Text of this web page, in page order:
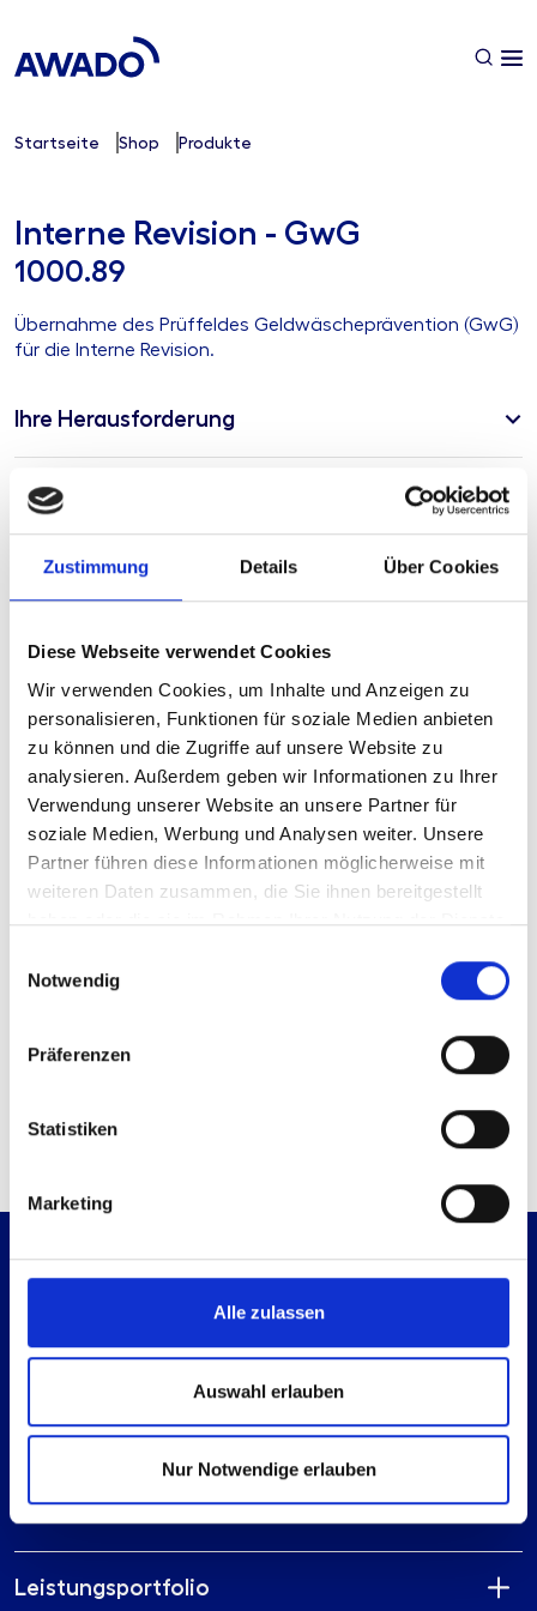
Zustimmung Details Über Cookies
Diese Webseite verwendet Cookies
Wir verwenden Cookies, um Inhalte und Anzeigen zu
personalisieren, Funktionen für soziale Medien anbieten
zu können und die Zugriffe auf unsere Website zu
analysieren. Außerdem geben wir Informationen zu Ihrer
Verwendung unserer Website an unsere Partner für
soziale Medien, Werbung und Analysen weiter. Unsere
Partner führen diese Informationen möglicherweise mit
weiteren Daten zusammen, die Sie ihnen bereitgestellt
haben oder die sie im Rahmen Ihrer Nutzung der Dienste
Notwendig
Präferenzen
Statistiken
Marketing
Alle zulassen
Auswahl erlauben
Nur Notwendige erlauben
Startseite Shop Produkte
Interne Revision - GwG
1000.89
Übernahme des Prüffeldes Geldwäscheprävention (GwG)
für die Interne Revision.
Ihre Herausforderung
Unsere Lösung
Ihre Vorteile
Beratungsleistung
Stand 05.01.2026
Geplante
Aktualisierung
derzeit keine
Dieser Inhalt steht nur angemeldeten Nutzern zur
Verfügung.
Es geht immer einen Schritt weiter.
Gehen wir ihn gemeinsam.
Leistungsportfolio